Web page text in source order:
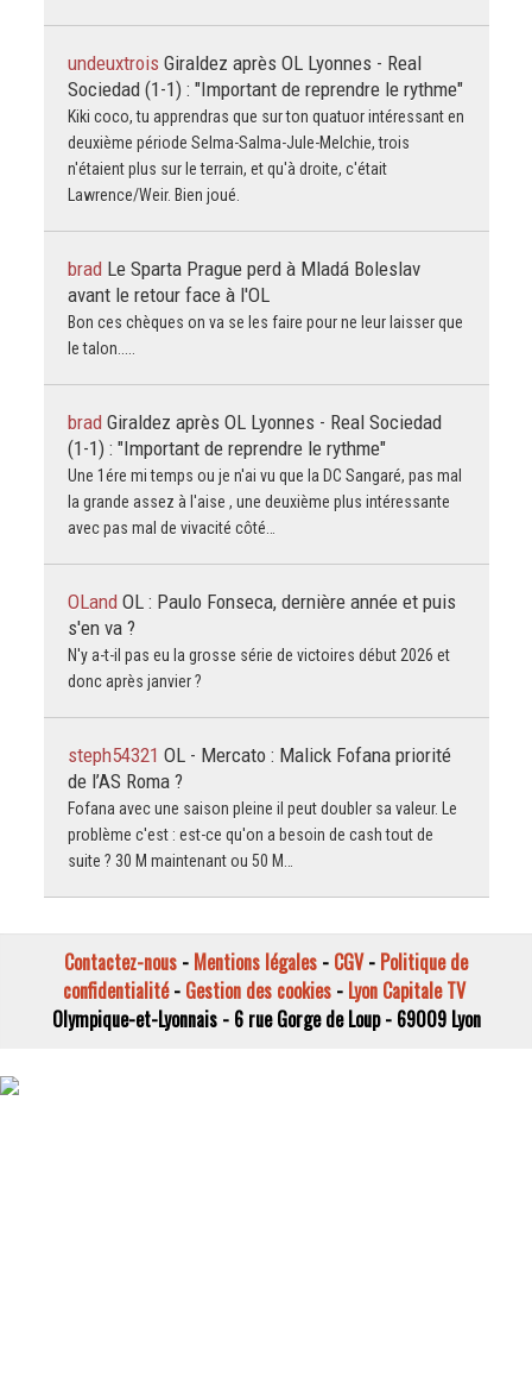
undeuxtrois Giraldez après OL Lyonnes - Real
Sociedad (1-1) : "Important de reprendre le rythme"
Kiki coco, tu apprendras que sur ton quatuor intéressant en
deuxième période Selma-Salma-Jule-Melchie, trois
n'étaient plus sur le terrain, et qu'à droite, c'était
Lawrence/Weir. Bien joué.
brad Le Sparta Prague perd à Mladá Boleslav
avant le retour face à l'OL
Bon ces chèques on va se les faire pour ne leur laisser que
le talon.....
brad Giraldez après OL Lyonnes - Real Sociedad
(1-1) : "Important de reprendre le rythme"
Une 1ére mi temps ou je n'ai vu que la DC Sangaré, pas mal
la grande assez à l'aise , une deuxième plus intéressante
avec pas mal de vivacité côté…
OLand OL : Paulo Fonseca, dernière année et puis
s'en va ?
N'y a-t-il pas eu la grosse série de victoires début 2026 et
donc après janvier ?
steph54321 OL - Mercato : Malick Fofana priorité
de l’AS Roma ?
Fofana avec une saison pleine il peut doubler sa valeur. Le
problème c'est : est-ce qu'on a besoin de cash tout de
suite ? 30 M maintenant ou 50 M…
Contactez-nous - Mentions légales - CGV- Politique de
confidentialité- Gestion des cookies- Lyon Capitale TV
Olympique-et-Lyonnais - 6 rue Gorge de Loup - 69009 Lyon